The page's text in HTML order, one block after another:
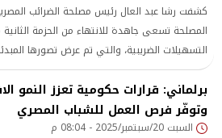
كشفت رشا عبد العال رئيس مصلحة الضرائب
المصلحة تسعى جاهدة للانتهاء من الحزمة
التسهيلات الضريبية، والتي تم عرض تصورها
لقائه مع رئيس مجلس الوزراء
برلماني: قرارات حكومية تعزز النمو
وتوفّر فرص العمل للشباب المصري
السبت 20/سبتمبر/2025 - 08:04 م